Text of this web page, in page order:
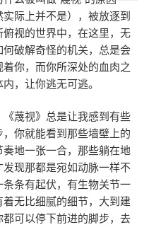
际上并不是），被放逐到
视的世界中，在这里，无
破解奇怪的机关，总是会
你，而你所深处的血肉之
，让你逃无可逃。
蔑视》总是让我感到有些
你就能看到那些墙壁上的
地一张一合，那些躺在地
发现那都是宛如动脉一样不
条有起伏，有生物关节一
无比细腻的细节，大到建
可以停下前进的脚步，去